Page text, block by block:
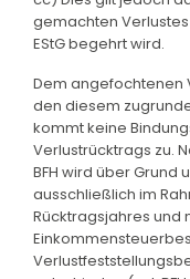
gemachten Verlustes
EStG begehrt wird.
Dem angefochtenen
den diesem
kommt keine
Verlustrücktrags zu.
BFH wird über Grund
ausschließlich im
Rücktragsjahres und